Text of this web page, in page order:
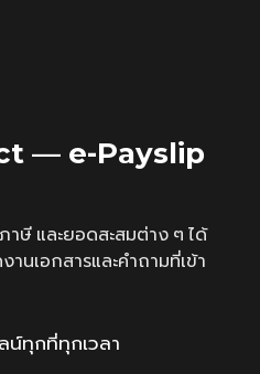
— e-Payslip
ษี และยอดสะสมต่าง ๆ ได้
นเอกสารและคำถามที่เข้า
ทุกที่ทุกเวลา